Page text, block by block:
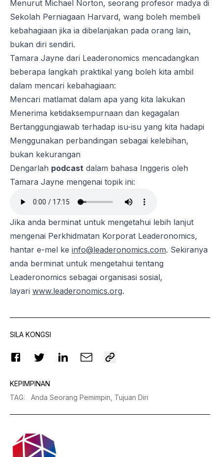
Menurut Michael Norton, seorang profesor madya di
Sekolah Perniagaan Harvard, wang boleh membeli
kebahagiaan jika ia dibelanjakan pada orang lain,
bukan diri sendiri.
Tamara Jayne dari Leaderonomics mencadangkan
beberapa langkah praktikal yang boleh kita ambil
dalam mencari kebahagiaan:
Mencari matlamat dalam apa yang kita lakukan
Menerima ketidaksempurnaan dan kegagalan
Bertanggungjawab terhadap isu-isu yang kita hadapi
Menggunakan perbandingan sebagai kelebihan,
bukan kekurangan
Dengarlah podcast dalam bahasa Inggeris oleh
Tamara Jayne mengenai topik ini:
Jika anda berminat untuk mengetahui lebih lanjut
mengenai Perkhidmatan Korporat Leaderonomics,
hantar e-mel ke info@leaderonomics.com. Sekiranya
anda berminat untuk mengetahui tentang
Leaderonomics sebagai organisasi sosial,
layari www.leaderonomics.org.
SILA KONGSI
KEPIMPINAN
TAG: Anda Seorang Pemimpin, Tujuan Diri